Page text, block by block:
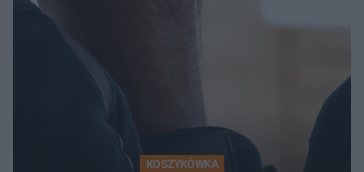
KOSZYKÓWKA